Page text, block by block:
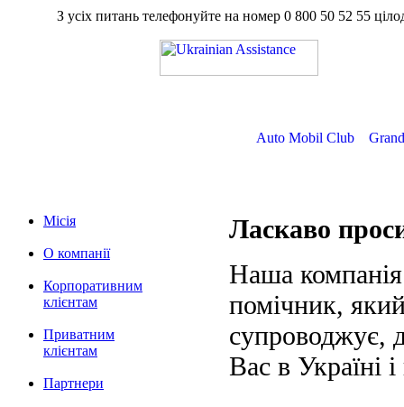
З усіх питань телефонуйте на номер 0 800 50 52 55
Auto Mobil Club
Місія
О компанії
Корпоративним
клієнтам
Приватним
клієнтам
Партнери
Ласкаво
Наша
помічник,
супроводжує,
Вас в Україні